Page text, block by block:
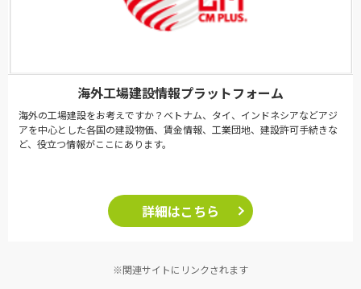
海外工場建設情報プラットフォーム
海外の工場建設をお考えですか？ベトナム、タイ、インドネシアなどアジ
アを中心とした各国の建設物価、賃金情報、工業団地、建設許可手続きな
ど、役立つ情報がここにあります。
詳細はこちら
※関連サイトにリンクされます